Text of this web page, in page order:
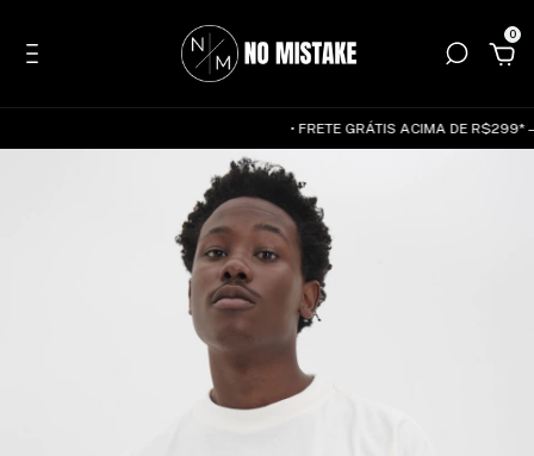
0
• FRETE GRÁTIS ACIMA DE R$299* —